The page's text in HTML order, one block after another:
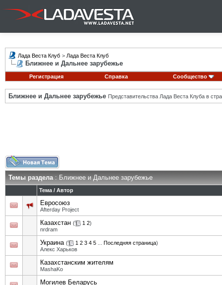
Лада Веста Клуб > Лада Веста Клуб
Ближнее и Дальнее зарубежье
Регистрация Справка Сообщество
Ближнее и Дальнее зарубежье Представительства Лада Веста Клуба в
Темы раздела: Ближнее и Дальнее зарубежье
Тема / Автор
Евросоюз
Afterday Project
Казахстан ( 1 2)
nrdram
Украина ( 1 2 3 4 5 Последняя страница)
Алекс Харьков
Казахстанским жителям
MashaKo
Могилев Беларусь